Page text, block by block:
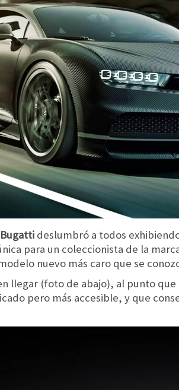
Bugatti deslumbró a todos
para un coleccionista de la
nuevo más caro que se
llegar (foto de abajo), al punto
pero más accesible, y que